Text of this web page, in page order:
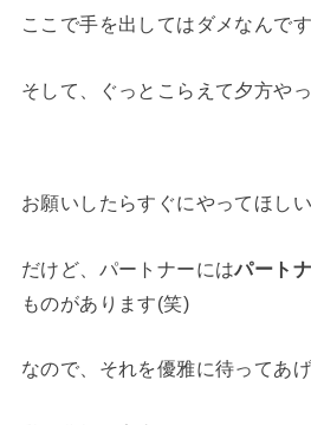
ここで手を出してはダメなんです
そして、ぐっとこらえて夕方や
お願いしたらすぐにやってほし
だけど、パートナーにはパート
ものがあります(笑)
なので、それを優雅に待ってあげ